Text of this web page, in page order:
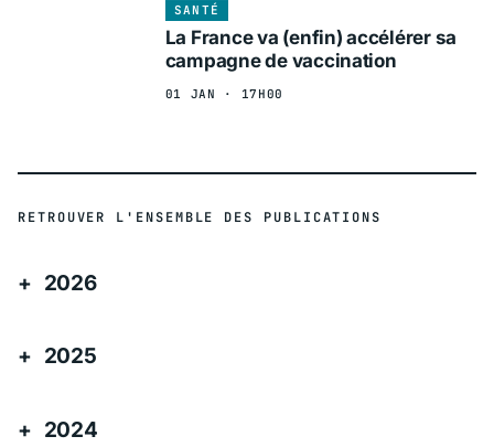
SANTÉ
La France va (enfin) accélérer sa
campagne de vaccination
01 JAN · 17H00
RETROUVER L'ENSEMBLE DES PUBLICATIONS
2026
2025
2024